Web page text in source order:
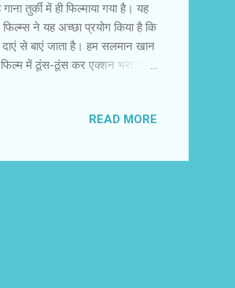
तुर्की में ही फिल्माया गया है। यह
ने यह अच्छा प्रयोग किया है कि
से बाएं जाता है। हम सलमान खान
में ठूंस-ठूंस कर एक्शन भरा गया
और वह मुमकिन सा लगता है। वैसे
रहता है। कबीर खान निर्देशित
READ MORE